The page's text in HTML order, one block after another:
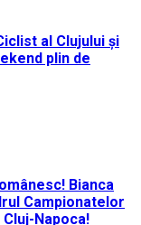
al Clujului și
plin de
Bianca
Campionatelor
Napoca!